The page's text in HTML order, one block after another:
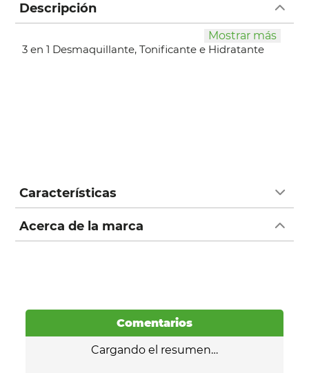
Descripción
3 en 1 Desmaquillante, Tonificante e Hidratante
Mostrar más
Características
Acerca de la marca
Comentarios
Cargando el resumen…